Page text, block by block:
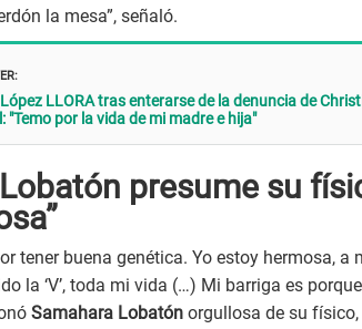
la mesa”, señaló.
LLORA tras enterarse de la denuncia de
"Temo por la vida de mi madre e hija"
presume su
tener buena genética. Yo estoy hermosa, a
la ‘V’, toda mi vida (…) Mi barriga es
Samahara Lobatón orgullosa de su